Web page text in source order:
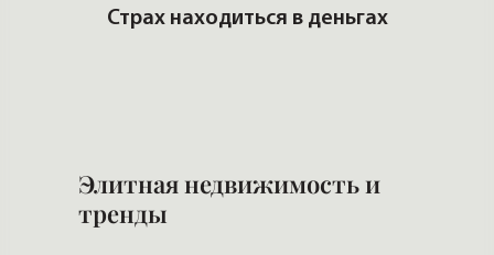
Страх находиться в деньгах
Элитная недвижимость и
тренды